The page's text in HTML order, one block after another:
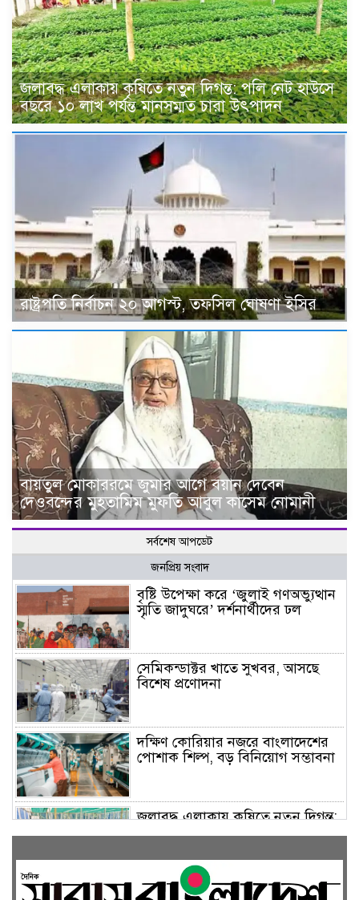
জলাবদ্ধ এলাকায় কৃষিতে নতুন দিগন্ত: পলি নেট হাউসে
বছরে ১০ লাখ পর্যন্ত মানসম্মত চারা উৎপাদন
রাষ্ট্রপতি নির্বাচন ২০ আগস্ট, তফসিল ঘোষণা ইসির
বায়তুল মোকাররমে জুমার আগে বয়ান দেবেন
দেওবন্দের মুহতামিম মুফতি আবুল কাসেম নোমানী
সর্বশেষ আপডেট
জনপ্রিয় সংবাদ
বৃষ্টি উপেক্ষা করে ‘জুলাই গণঅভ্যুত্থান
স্মৃতি জাদুঘরে’ দর্শনার্থীদের ঢল
সেমিকন্ডাক্টর খাতে সুখবর, আসছে
বিশেষ প্রণোদনা
দক্ষিণ কোরিয়ার নজরে বাংলাদেশের
পোশাক শিল্প, বড় বিনিয়োগ সম্ভাবনা
জলাবদ্ধ এলাকায় কৃষিতে নতুন দিগন্ত:
পলি নেট হাউসে বছরে ১০ লাখ পর্যন্ত
রাষ্ট্রপতি নির্বাচন ২০ আগস্ট, তফসিল